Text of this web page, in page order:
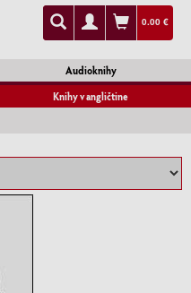
0.00 €
Audioknihy
Knihy v angličtine